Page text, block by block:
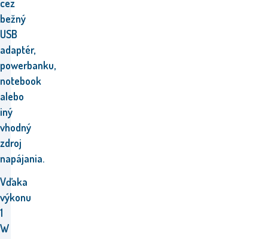
cez
bežný
USB
adaptér,
powerbanku,
notebook
alebo
iný
vhodný
zdroj
napájania.
Vďaka
výkonu
1
W